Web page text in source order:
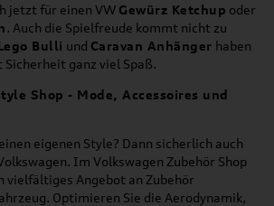
jetzt für einen VW Gewürz Ketchup oder
. Auch die Spielfreude kommt nicht zu
Bulli und Caravan Anhänger haben
ganz viel Spaß.
Shop - Mode, Accessoires und
eigenen Style? Dann sicherlich auch
Im Volkswagen Zubehör Shop
vielfältiges Angebot an Zubehör
Optimieren Sie die Aerodynamik,